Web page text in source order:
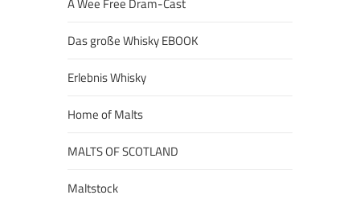
A Wee Free Dram-Cast
Das große Whisky EBOOK
Erlebnis Whisky
Home of Malts
MALTS OF SCOTLAND
Maltstock